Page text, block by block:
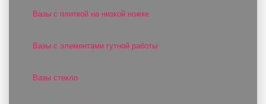
Вазы с плиткой на низкой ножке
Вазы с элементами гутной работы
Вазы стекло